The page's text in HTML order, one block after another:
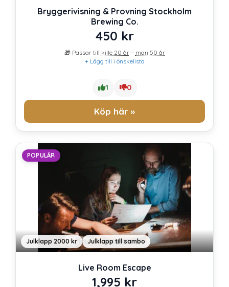
Bryggerivisning & Provning Stockholm
Brewing Co.
450 kr
🎁 Passar till kille 20 år– man 50 år
+ Lägg till i önskelista
1 0
Köp här »
POPULÄR
Julklapp 2000 kr Julklapp till sambo
Live Room Escape
1,995 kr